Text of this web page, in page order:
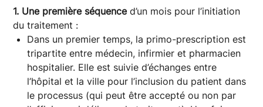
1. Une première séquenced’un mois pour l’initiation
du traitement :
Dans un premier temps, la primo-prescription est
tripartite entre médecin, infirmier et pharmacien
hospitalier. Elle est suivie d’échanges entre
l’hôpital et la ville pour l’inclusion du patient dans
le processus (qui peut être accepté ou non par